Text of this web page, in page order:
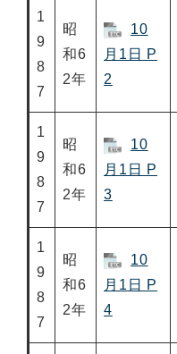
1
9
8
7
昭
和6
2年
10
月1日 P
2
1
9
8
7
昭
和6
2年
10
月1日 P
3
1
9
8
7
昭
和6
2年
10
月1日 P
4